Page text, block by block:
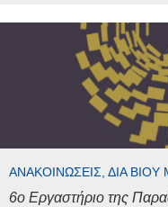
ΑΝΑΚΟΙΝΏΣΕΙΣ, ΔΙΆ
6ο Εργαστήριο της